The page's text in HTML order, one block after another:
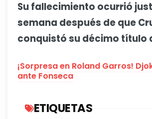
Su fallecimiento ocurrió
semana después de que
conquistó su décimo título
¡Sorpresa en Roland Garros!
ante Fonseca
ETIQUETAS